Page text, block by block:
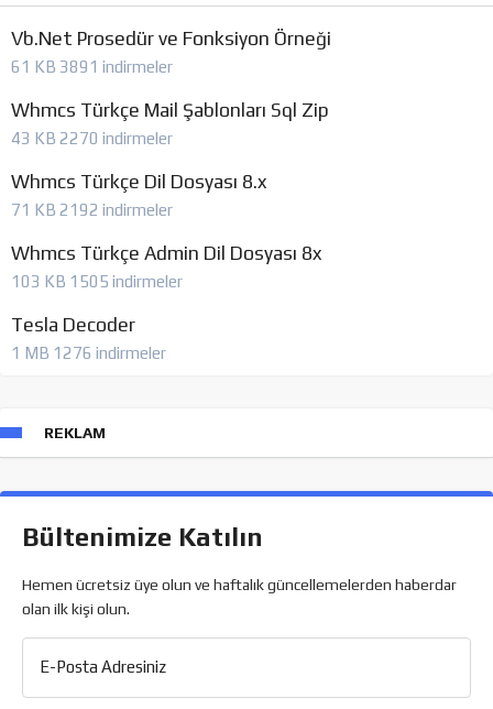
Vb.Net Prosedür ve Fonksiyon Örneği
61 KB 3891 indirmeler
Whmcs Türkçe Mail Şablonları Sql Zip
43 KB 2270 indirmeler
Whmcs Türkçe Dil Dosyası 8.x
71 KB 2192 indirmeler
Whmcs Türkçe Admin Dil Dosyası 8x
103 KB 1505 indirmeler
Tesla Decoder
1 MB 1276 indirmeler
REKLAM
Bültenimize Katılın
Hemen ücretsiz üye olun ve haftalık güncellemelerden haberdar
olan ilk kişi olun.
E-Posta Adresiniz